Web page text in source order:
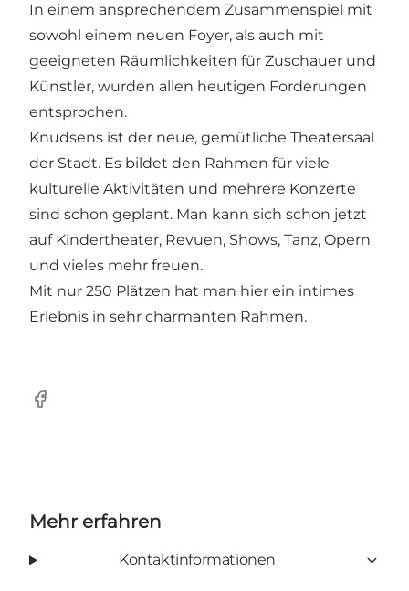
In einem ansprechendem Zusammenspiel mit
sowohl einem neuen Foyer, als auch mit
geeigneten Räumlichkeiten für Zuschauer und
Künstler, wurden allen heutigen Forderungen
entsprochen.
Knudsens ist der neue, gemütliche Theatersaal
der Stadt. Es bildet den Rahmen für viele
kulturelle Aktivitäten und mehrere Konzerte
sind schon geplant. Man kann sich schon jetzt
auf Kindertheater, Revuen, Shows, Tanz, Opern
und vieles mehr freuen.
Mit nur 250 Plätzen hat man hier ein intimes
Erlebnis in sehr charmanten Rahmen.
Facebook
Mehr erfahren
Kontaktinformationen